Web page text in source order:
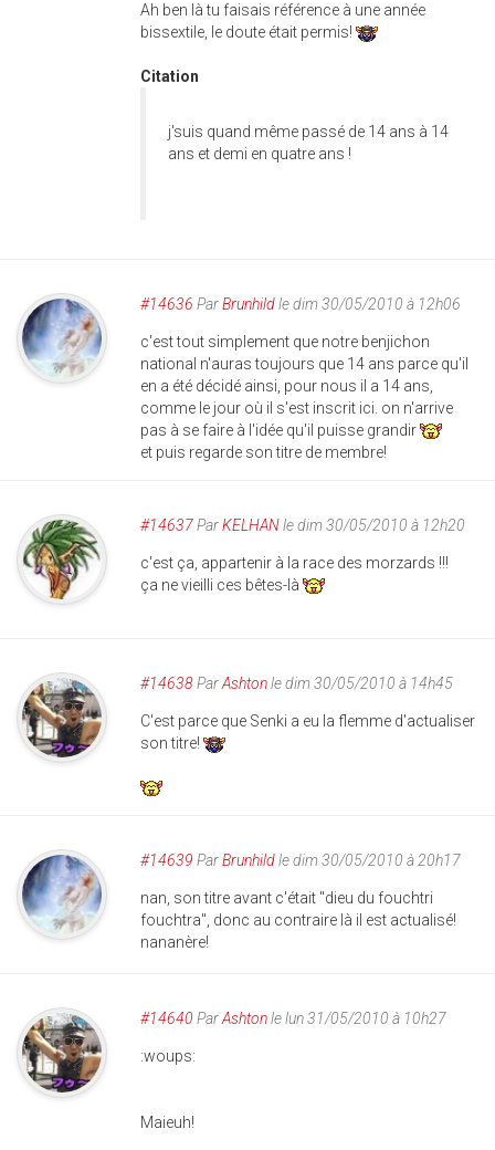
Ah ben là tu faisais référence à une année
bissextile, le doute était permis!
Citation
j'suis quand même passé de 14 ans à 14
ans et demi en quatre ans !
#14636 ParBrunhildle dim 30/05/2010 à 12h06
c'est tout simplement que notre benjichon
national n'auras toujours que 14 ans parce qu'il
en a été décidé ainsi, pour nous il a 14 ans,
comme le jour où il s'est inscrit ici. on n'arrive
pas à se faire à l'idée qu'il puisse grandir
et puis regarde son titre de membre!
#14637ParKELHANle dim 30/05/2010 à 12h20
c'est ça, appartenir à la race des morzards !!!
ça ne vieilli ces bêtes-là
#14638ParAshtonle dim 30/05/2010 à 14h45
C'est parce que Senki a eu la flemme d'actualiser
son titre!
#14639 ParBrunhildle dim 30/05/2010 à 20h17
nan, son titre avant c'était "dieu du fouchtri
fouchtra", donc au contraire là il est actualisé!
nananère!
#14640 ParAshtonle lun 31/05/2010 à 10h27
:woups:
Maieuh!